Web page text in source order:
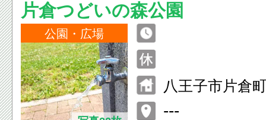
片倉つどいの森公園
公園・広場
八王子市片倉
---